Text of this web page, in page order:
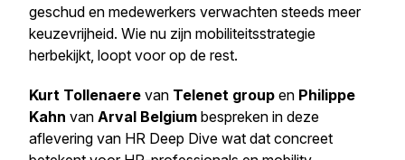
geschud en medewerkers verwachten steeds meer
keuzevrijheid. Wie nu zijn mobiliteitsstrategie
herbekijkt, loopt voor op de rest.
Kurt Tollenaere van Telenet group en Philippe
Kahn van Arval Belgium bespreken in deze
aflevering van HR Deep Dive wat dat concreet